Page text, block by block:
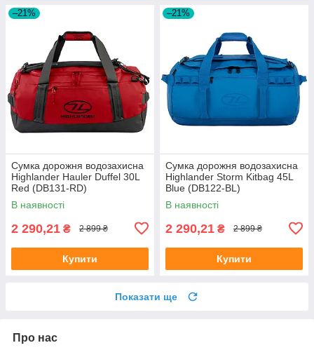
–21%
Сумка дорожня водозахисна
Highlander Hauler Duffel 30L
Red (DB131-RD)
В наявності
2 290,21 ₴ 2 899 ₴
Купити
–21%
Сумка дорожня водозахисна
Highlander Storm Kitbag 45L
Blue (DB122-BL)
В наявності
2 290,21 ₴ 2 899 ₴
Купити
Показати ще
Про нас